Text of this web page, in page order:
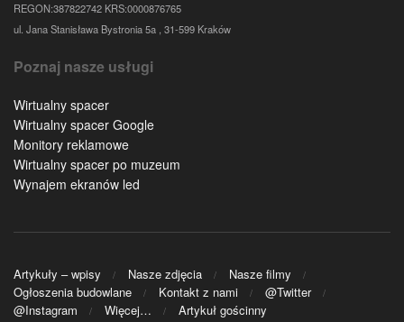
REGON:387822742 KRS:0000876765
ul. Jana Stanisława Bystronia 5a , 31-599 Kraków
Poznaj nasze usługi
Wirtualny spacer
Wirtualny spacer Google
Monitory reklamowe
Wirtualny spacer po muzeum
Wynajem ekranów led
Artykuły – wpisy Nasze zdjęcia
Nasze filmy
Ogłoszenia budowlane
Kontakt z nami
@Twitter
@Instagram
Więcej… Artykuł gościnny